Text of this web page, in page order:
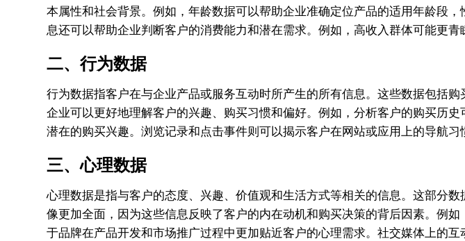
本属性和社会背景。例如，年龄数据可以帮助企业准确定位产品的适用年龄段
息还可以帮助企业判断客户的消费能力和潜在需求。例如，高收入群体可能更
二、行为数据
行为数据指客户在与企业产品或服务互动时所产生的所有信息。这些数据包括
企业可以更好地理解客户的兴趣、购买习惯和偏好。例如，分析客户的购买历
潜在的购买兴趣。浏览记录和点击事件则可以揭示客户在网站或应用上的导航习
三、心理数据
心理数据是指与客户的态度、兴趣、价值观和生活方式等相关的信息。这部分
像更加全面，因为这些信息反映了客户的内在动机和购买决策的背后因素。例
于品牌在产品开发和市场推广过程中更加贴近客户的心理需求。社交媒体上的